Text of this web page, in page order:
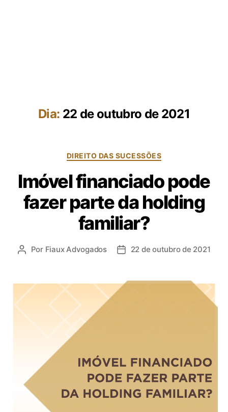
Dia: 22 de outubro de 2021
DIREITO DAS SUCESSÕES
Imóvel financiado pode
fazer parte da holding
familiar?
Por Fiaux Advogados 22 de outubro de 2021